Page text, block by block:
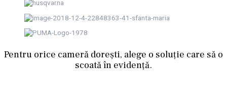
Pentru orice cameră dorești, alege o soluție care să o
scoată în evidență.